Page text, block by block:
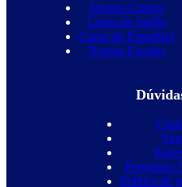
Nossos Cursos
Curso de Inglês
Curso de Espanhol
Nossas Escolas
Perguntas
Política de